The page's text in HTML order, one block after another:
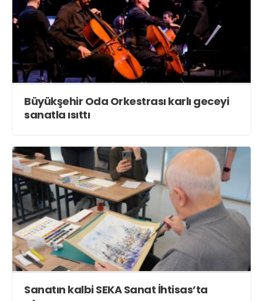
Büyükşehir Oda Orkestrası karlı geceyi
sanatla ısıttı
Sanatın kalbi SEKA Sanat İhtisas’ta